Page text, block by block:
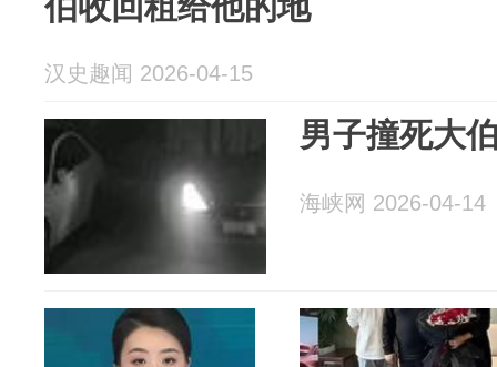
汉史趣闻 2026-04-15
男子撞死大
海峡网 2026-04-14